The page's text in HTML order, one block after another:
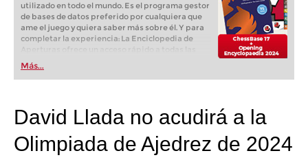
utilizado en todo el mundo. Es el programa gestor
de bases de datos preferido por cualquiera que
ame el juego y quiera saber más sobre él. Y para
completar la experiencia: La Enciclopedia de
Aperturas ofrece un acceso rápido a todas las
aperturas. Las aperturas están ordenadas por
nombre y código ECO a través del menú, para
poder acceder rápida y fácilmente a las
todas las aperturas establecidas. Dos programas
informáticos imprescindibles, por un precio
paquete.
Más...
David Llada no acudirá a la
Olimpiada de Ajedrez de 2024